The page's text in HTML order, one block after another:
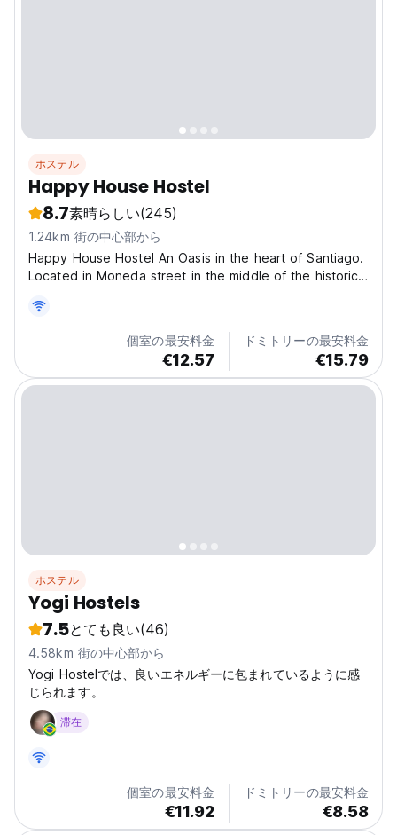
ホステル
Happy House Hostel
8.7素晴らしい(245)
1.24km 街の中心部から
Happy House Hostel An Oasis in the heart of Santiago.
Located in Moneda street in the middle of the historic
main square and the main tourist attractions of
Santiago. Happy House Hostel offers a high...
個室の最安料金
€12.57
ドミトリーの最安料金
€15.79
ホステル
Yogi Hostels
7.5とても良い(46)
4.58km 街の中心部から
Yogi Hostelでは、良いエネルギーに包まれているように感
じられます。
滞在
個室の最安料金
€11.92
ドミトリーの最安料金
€8.58